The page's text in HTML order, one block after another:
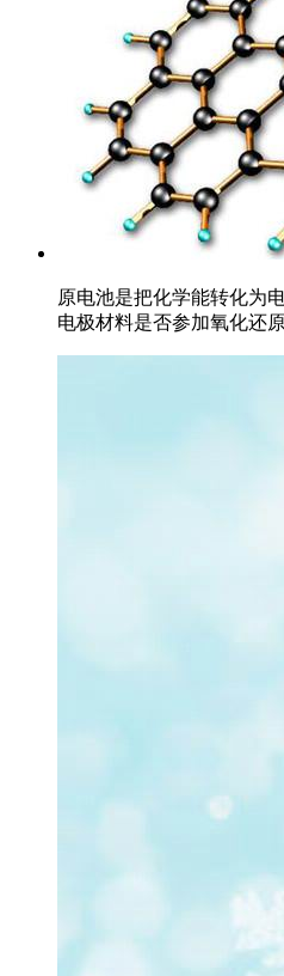
原电池是把化学能转化为
电极材料是否参加氧化还